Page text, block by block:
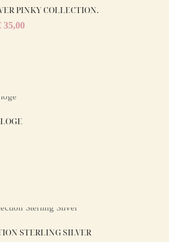
PINKY COLLECTION.
35,00
STERLING SILVER